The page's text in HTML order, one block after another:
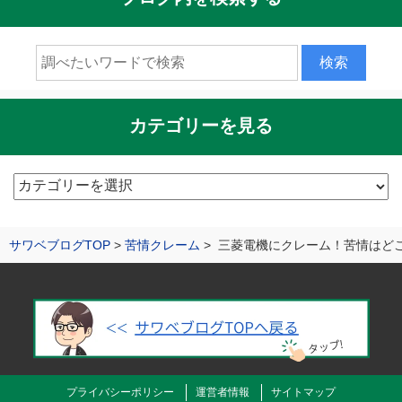
サワベブログTOP 苦情クレーム 三菱電機にクレーム！苦情はど
カテゴリーを見る
カ
リ
プライバシーポリシー 運営者情報 サイトマップ